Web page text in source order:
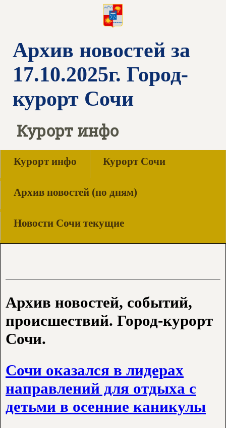
Архив новостей за
17.10.2025г. Город-
курорт Сочи
Курорт инфо
Курорт инфо Курорт Сочи
Архив новостей (по дням)
Новости Сочи текущие
Архив новостей, событий,
происшествий. Город-курорт
Сочи.
Сочи оказался в лидерах
направлений для отдыха с
детьми в осенние каникулы